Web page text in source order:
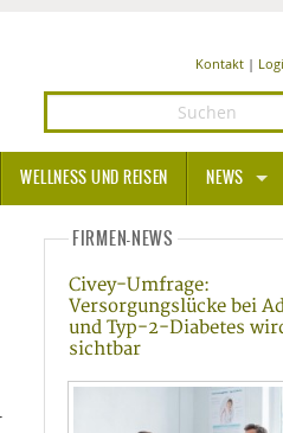
Kontakt|
WELLNESS UND REISEN NEWS
MEDIZIN
BEAUTY
FIRMEN-NEWS
Civey-Umfrage:
Versorgungslücke bei
und Typ-2-Diabetes
sichtbar